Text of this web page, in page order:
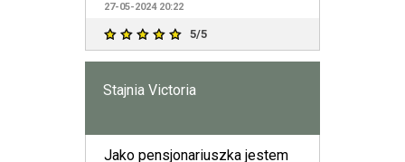
27-05-2024 20:22
5/5
Stajnia Victoria
Jako pensjonariuszka jestem